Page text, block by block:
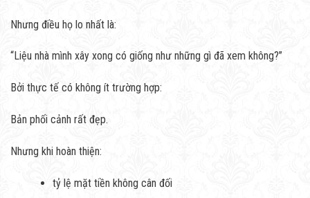
Nhưng điều họ lo nhất là:
“Liệu nhà mình xây xong có giống như những gì đã xem không?”
Bởi thực tế có không ít trường hợp:
Bản phối cảnh rất đẹp.
Nhưng khi hoàn thiện:
tỷ lệ mặt tiền không cân đối